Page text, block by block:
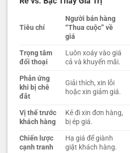
Tiêu chí
Người bán hàng
“Thua cuộc” về
giá
Trọng tâm
đối thoại
Luôn xoáy vào giá
cả và khuyến mãi.
Phản ứng
khi bị chê
đắt
Giải thích, xin lỗi
hoặc xin giảm giá.
Vị thế trước
khách hàng
Kẻ đi xin đơn hàng,
bị ép giá.
Chiến lược
cạnh tranh
Hạ giá để giành
giật khách hàng.